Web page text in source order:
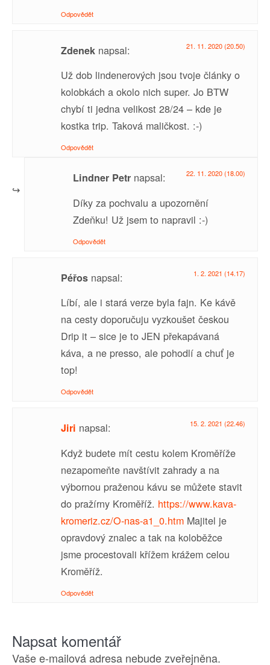
Odpovědět
Zdenek napsal: 21. 11. 2020 (20.50)
Už dob lindenerových jsou tvoje články o
kolobkách a okolo nich super. Jo BTW
chybí ti jedna velikost 28/24 – kde je
kostka trip. Taková maličkost. :-)
Odpovědět
Lindner Petr napsal: 22. 11. 2020 (18.00)
Díky za pochvalu a upozornění
Zdeňku! Už jsem to napravil :-)
Odpovědět
Péřos napsal: 1. 2. 2021 (14.17)
Líbí, ale i stará verze byla fajn. Ke kávě
na cesty doporučuju vyzkoušet českou
Drip it – sice je to JEN překapávaná
káva, a ne presso, ale pohodlí a chuť je
top!
Odpovědět
Jiri napsal: 15. 2. 2021 (22.46)
Když budete mít cestu kolem Kroměříže
nezapomeňte navštívit zahrady a na
výbornou praženou kávu se můžete stavit
do pražírny Kroměříž. https://www.kava-
kromeriz.cz/O-nas-a1_0.htm Majitel je
opravdový znalec a tak na koloběžce
jsme procestovali křížem krážem celou
Kroměříž.
Odpovědět
Napsat komentář
Vaše e-mailová adresa nebude zveřejněna.